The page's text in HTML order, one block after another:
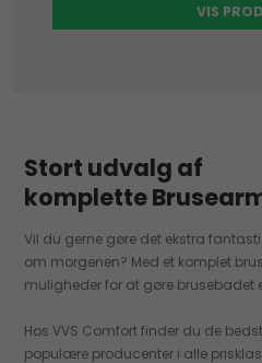
VIS
Stort udvalg af
komplette
Vil du gerne gøre det ekstra
om morgenen? Med et komplet
muligheder for at gøre brusebadet
Hos VVS Comfort finder du de
populære producenter i alle